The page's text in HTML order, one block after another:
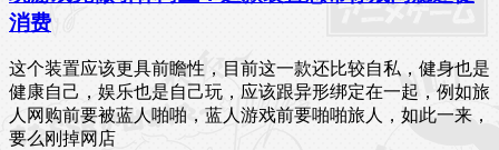
消费
这个装置应该更具前瞻性，目前这一款还比较自私，健身也是
健康自己，娱乐也是自己玩，应该跟异形绑定在一起，例如旅
人网购前要被蓝人啪啪，蓝人游戏前要啪啪旅人，如此一来，
要么刚掉网店